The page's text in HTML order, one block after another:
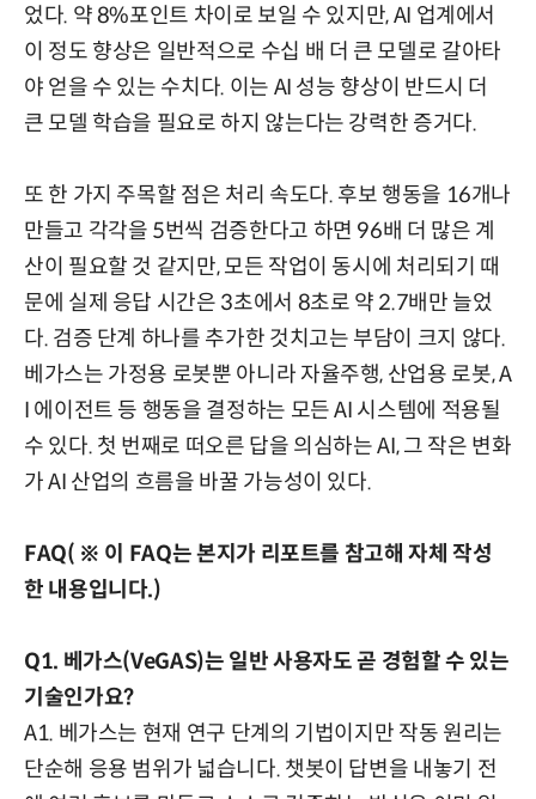
었다. 약 8%포인트 차이로 보일 수 있지만, AI 업계에서
이 정도 향상은 일반적으로 수십 배 더 큰 모델로 갈아타
야 얻을 수 있는 수치다. 이는 AI 성능 향상이 반드시 더
큰 모델 학습을 필요로 하지 않는다는 강력한 증거다.
또 한 가지 주목할 점은 처리 속도다. 후보 행동을 16개나
만들고 각각을 5번씩 검증한다고 하면 96배 더 많은 계
산이 필요할 것 같지만, 모든 작업이 동시에 처리되기 때
문에 실제 응답 시간은 3초에서 8초로 약 2.7배만 늘었
다. 검증 단계 하나를 추가한 것치고는 부담이 크지 않다.
베가스는 가정용 로봇뿐 아니라 자율주행, 산업용 로봇, A
I 에이전트 등 행동을 결정하는 모든 AI 시스템에 적용될
수 있다. 첫 번째로 떠오른 답을 의심하는 AI, 그 작은 변화
가 AI 산업의 흐름을 바꿀 가능성이 있다.
FAQ( ※ 이 FAQ는 본지가 리포트를 참고해 자체 작성
한 내용입니다.)
Q1. 베가스(VeGAS)는 일반 사용자도 곧 경험할 수 있는
기술인가요?
A1. 베가스는 현재 연구 단계의 기법이지만 작동 원리는
단순해 응용 범위가 넓습니다. 챗봇이 답변을 내놓기 전